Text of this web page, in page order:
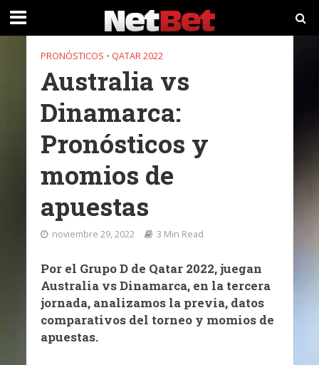
PRONÓSTICOS • QATAR 2022
Australia vs
Dinamarca:
Pronósticos y
momios de
apuestas
noviembre 29, 2022 3 Min Read
Por el Grupo D de Qatar 2022, juegan
Australia vs Dinamarca, en la tercera
jornada, analizamos la previa, datos
comparativos del torneo y momios de
apuestas.